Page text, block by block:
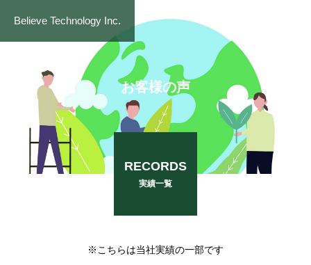
Believe Technology Inc.
お客様の声
RECORDS
実績一覧
※こちらは当社実績の一部です